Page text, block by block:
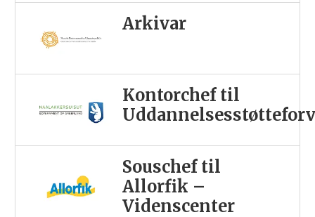
Arkivar
Kontorchef til
Souschef til
Allorfik –
Videnscenter